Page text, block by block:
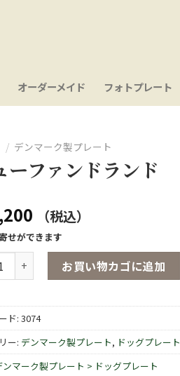
オーダーメイド フォトプレート
/ デンマーク製プレート
ーファンドランド
（税込）
せができます
ファンドランド個お買い物カゴに追加
ド: 3074
ー: デンマーク製プレート, ドッグプレート
ンマーク製プレート > ドッグプレート